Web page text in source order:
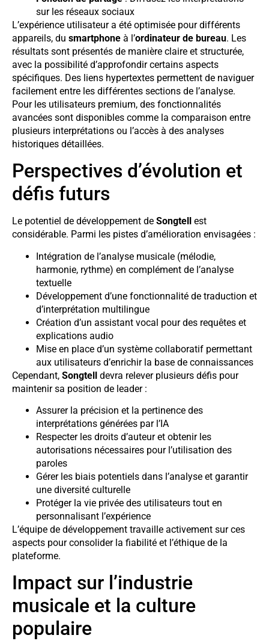
sur les réseaux sociaux
L’expérience utilisateur a été optimisée pour différents
appareils, du smartphone à l’ordinateur de bureau. Les
résultats sont présentés de manière claire et structurée,
avec la possibilité d’approfondir certains aspects
spécifiques. Des liens hypertextes permettent de naviguer
facilement entre les différentes sections de l’analyse.
Pour les utilisateurs premium, des fonctionnalités
avancées sont disponibles comme la comparaison entre
plusieurs interprétations ou l’accès à des analyses
historiques détaillées.
Perspectives d’évolution et
défis futurs
Le potentiel de développement de Songtell est
considérable. Parmi les pistes d’amélioration envisagées :
Intégration de l’analyse musicale (mélodie,
harmonie, rythme) en complément de l’analyse
textuelle
Développement d’une fonctionnalité de traduction et
d’interprétation multilingue
Création d’un assistant vocal pour des requêtes et
explications audio
Mise en place d’un système collaboratif permettant
aux utilisateurs d’enrichir la base de connaissances
Cependant, Songtell devra relever plusieurs défis pour
maintenir sa position de leader :
Assurer la précision et la pertinence des
interprétations générées par l’IA
Respecter les droits d’auteur et obtenir les
autorisations nécessaires pour l’utilisation des
paroles
Gérer les biais potentiels dans l’analyse et garantir
une diversité culturelle
Protéger la vie privée des utilisateurs tout en
personnalisant l’expérience
L’équipe de développement travaille activement sur ces
aspects pour consolider la fiabilité et l’éthique de la
plateforme.
Impact sur l’industrie
musicale et la culture
populaire